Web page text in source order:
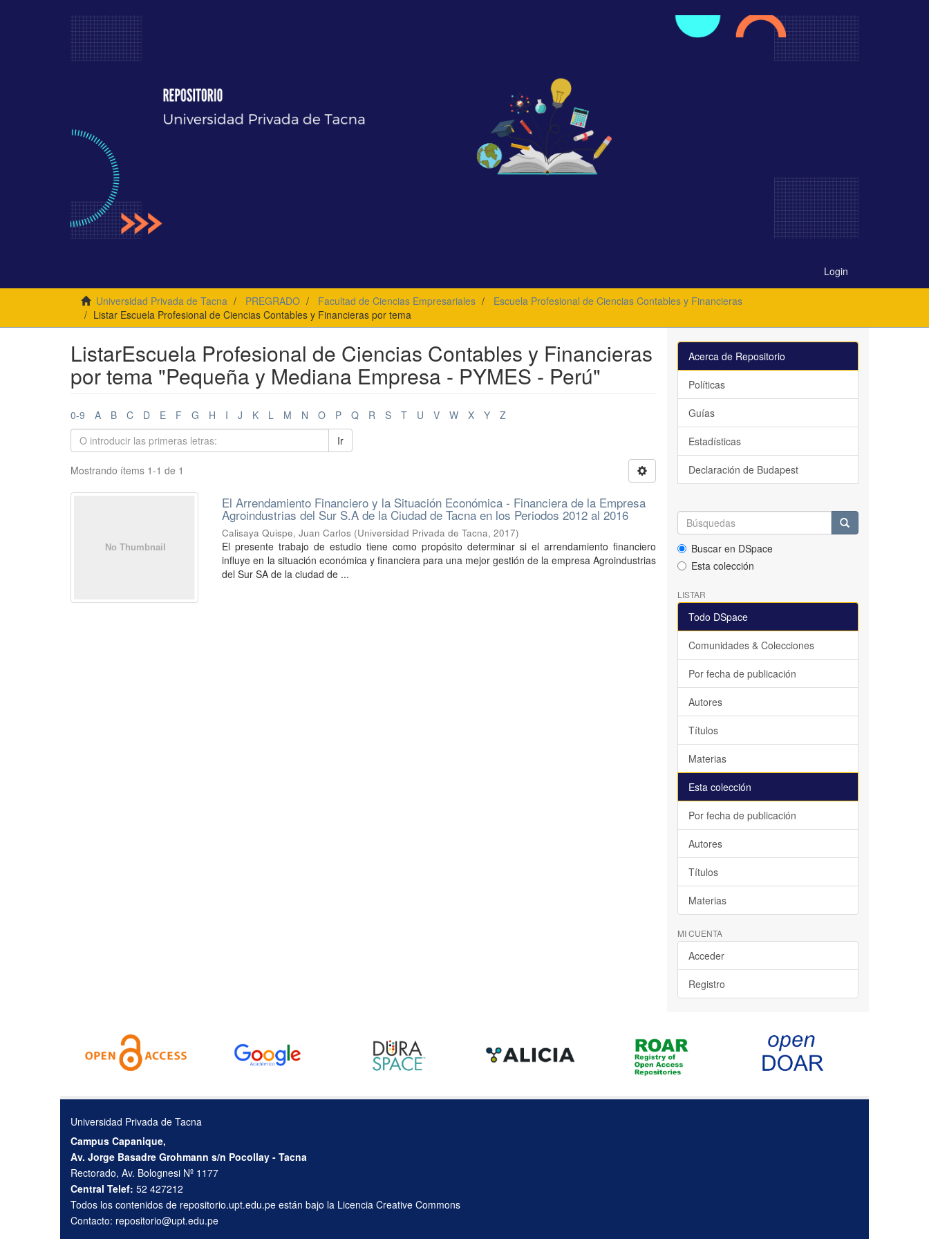
Login
Universidad Privada de Tacna PREGRADO Facultad de Ciencias Empresariales
Escuela Profesional de Ciencias Contables y Financieras
Listar Escuela Profesional de Ciencias Contables y Financieras por tema
ListarEscuela Profesional de Ciencias Contables y Financieras
por tema "Pequeña y Mediana Empresa - PYMES - Perú"
0-9 A B C D E F G H I J K L M N O P Q R S T U V W X Y
Z
Ir
Mostrando ítems 1-1 de 1
El Arrendamiento Financiero y la Situación Económica - Financiera de la Empresa
Agroindustrias del Sur S.A de la Ciudad de Tacna en los Periodos 2012 al 2016
Calisaya Quispe, Juan Carlos (Universidad Privada de Tacna,2017)
El presente trabajo de estudio tiene como propósito determinar si el arrendamiento financiero
influye en la situación económica y financiera para una mejor gestión de la empresa Agroindustrias
del Sur SA de la ciudad de ...
Acerca de Repositorio
Políticas
Guías
Estadísticas
Declaración de Budapest
Buscar en DSpace
Esta colección
LISTAR
Todo DSpace
Comunidades & Colecciones
Por fecha de publicación
Autores
Títulos
Materias
Esta colección
Por fecha de publicación
Autores
Títulos
Materias
MI CUENTA
Acceder
Registro
Universidad Privada de Tacna
Campus Capanique,
Av. Jorge Basadre Grohmann s/n Pocollay - Tacna
Rectorado, Av. Bolognesi Nº 1177
Central Telef: 52 427212
Todos los contenidos de repositorio.upt.edu.pe están bajo la Licencia Creative Commons
Contacto: repositorio@upt.edu.pe